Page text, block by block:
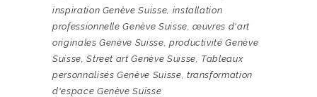
inspiration Genève Suisse, installation
professionnelle Genève Suisse,œuvres d'art
originales Genève Suisse, productivité Genève
Suisse,Street art Genève Suisse, Tableaux
personnalisés Genève Suisse, transformation
d'espace Genève Suisse